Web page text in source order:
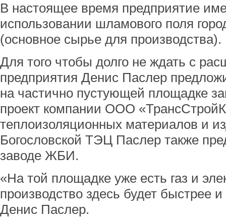
В настоящее время предприятие
использовании шламового поля
(основное сырье для производства).
Для того чтобы долго не ждать с
предприятия Денис Паслер
на частично пустующей площадке
проект компании ООО
теплоизоляционных материалов и
Богословской ТЭЦ Паслер также
заводе ЖБИ.
«На той площадке уже есть газ и
производство здесь будет быстрее
Денис Паслер.